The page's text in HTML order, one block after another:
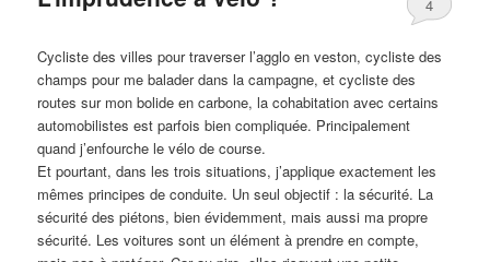
4
Cycliste des villes pour traverser l’agglo en veston, cycliste des
champs pour me balader dans la campagne, et cycliste des
routes sur mon bolide en carbone, la cohabitation avec certains
automobilistes est parfois bien compliquée. Principalement
quand j’enfourche le vélo de course.
Et pourtant, dans les trois situations, j’applique exactement les
mêmes principes de conduite. Un seul objectif : la sécurité. La
sécurité des piétons, bien évidemment, mais aussi ma propre
sécurité. Les voitures sont un élément à prendre en compte,